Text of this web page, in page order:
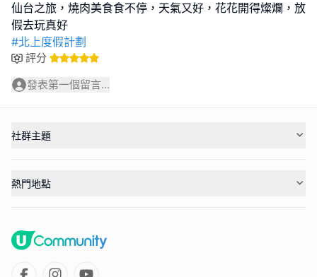
仙台之旅，燒肉美食食不停，天氣又好，花花開得燦爛，放
#北上度假計劃
評分
發表第一個留言...
社群主題
熱門地點